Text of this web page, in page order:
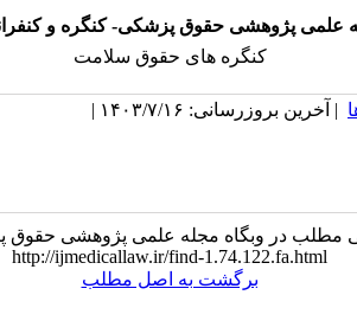
کنگره و کنفرانس ها
سلامت
پژوهشی حقوق پزشکی:
http://ijmedicallaw.ir/